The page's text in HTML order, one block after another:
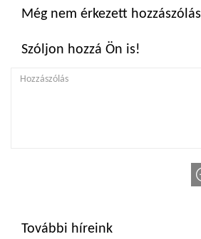
Még nem érkezett hozzászólás
Szóljon hozzá Ön is!
További híreink